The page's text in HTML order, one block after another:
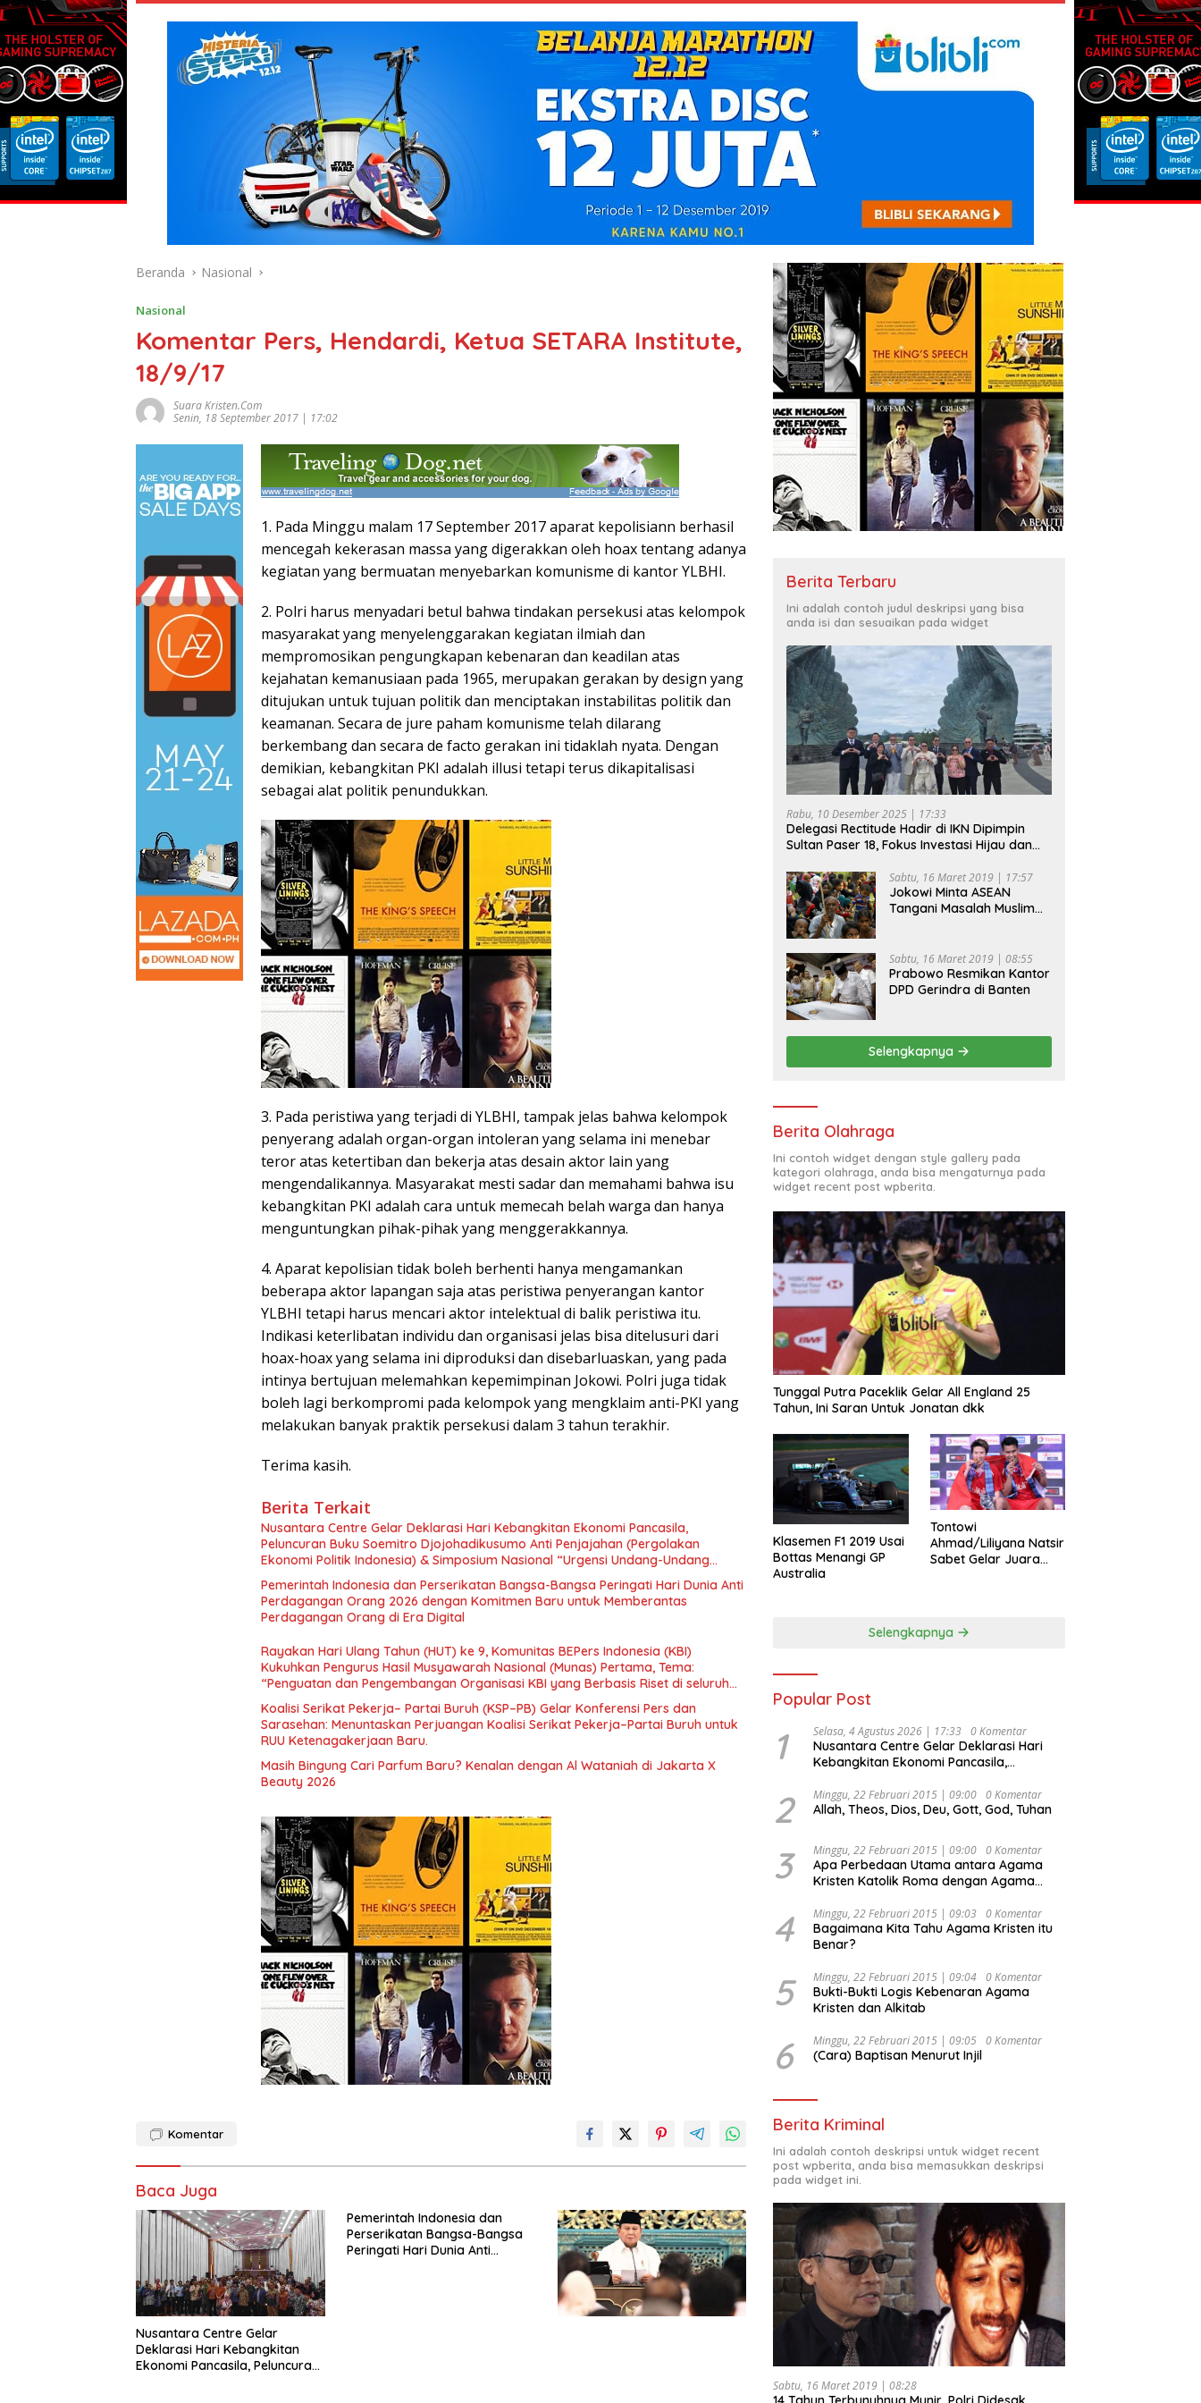
Beranda Nasional
Nasional
Komentar Pers, Hendardi, Ketua SETARA Institute,
18/9/17
Suara Kristen.com
Senin, 18 September 2017 | 17:02
1. Pada Minggu malam 17 September 2017 aparat kepolisiann berhasil
mencegah kekerasan massa yang digerakkan oleh hoax tentang adanya
kegiatan yang bermuatan menyebarkan komunisme di kantor YLBHI.
2. Polri harus menyadari betul bahwa tindakan persekusi atas kelompok
masyarakat yang menyelenggarakan kegiatan ilmiah dan
mempromosikan pengungkapan kebenaran dan keadilan atas
kejahatan kemanusiaan pada 1965, merupakan gerakan by design yang
ditujukan untuk tujuan politik dan menciptakan instabilitas politik dan
keamanan. Secara de jure paham komunisme telah dilarang
berkembang dan secara de facto gerakan ini tidaklah nyata. Dengan
demikian, kebangkitan PKI adalah illusi tetapi terus dikapitalisasi
sebagai alat politik penundukkan.
3. Pada peristiwa yang terjadi di YLBHI, tampak jelas bahwa kelompok
penyerang adalah organ-organ intoleran yang selama ini menebar
teror atas ketertiban dan bekerja atas desain aktor lain yang
mengendalikannya. Masyarakat mesti sadar dan memahami bahwa isu
kebangkitan PKI adalah cara untuk memecah belah warga dan hanya
menguntungkan pihak-pihak yang menggerakkannya.
4. Aparat kepolisian tidak boleh berhenti hanya mengamankan
beberapa aktor lapangan saja atas peristiwa penyerangan kantor
YLBHI tetapi harus mencari aktor intelektual di balik peristiwa itu.
Indikasi keterlibatan individu dan organisasi jelas bisa ditelusuri dari
hoax-hoax yang selama ini diproduksi dan disebarluaskan, yang pada
intinya bertujuan melemahkan kepemimpinan Jokowi. Polri juga tidak
boleh lagi berkompromi pada kelompok yang mengklaim anti-PKI yang
melakukan banyak praktik persekusi dalam 3 tahun terakhir.
Terima kasih.
Berita Terkait
Nusantara Centre Gelar Deklarasi Hari Kebangkitan Ekonomi Pancasila,
Peluncuran Buku Soemitro Djojohadikusumo Anti Penjajahan (Pergolakan
Ekonomi Politik Indonesia) & Simposium Nasional “Urgensi Undang-Undang
Perekonomian Nasional dan Kesejahteraan Sosial dalam Menata Bangsa Menuju
Indonesia Emas 2045”,
Pemerintah Indonesia dan Perserikatan Bangsa-Bangsa Peringati Hari Dunia Anti
Perdagangan Orang 2026 dengan Komitmen Baru untuk Memberantas
Perdagangan Orang di Era Digital
Rayakan Hari Ulang Tahun (HUT) ke 9, Komunitas BEPers Indonesia (KBI)
Kukuhkan Pengurus Hasil Musyawarah Nasional (Munas) Pertama, Tema:
“Penguatan dan Pengembangan Organisasi KBI yang Berbasis Riset di seluruh
Indonesia dan Mancanegara”.
Koalisi Serikat Pekerja– Partai Buruh (KSP–PB) Gelar Konferensi Pers dan
Sarasehan: Menuntaskan Perjuangan Koalisi Serikat Pekerja–Partai Buruh untuk
RUU Ketenagakerjaan Baru.
Masih Bingung Cari Parfum Baru? Kenalan dengan Al Wataniah di Jakarta X
Beauty 2026
Komentar
Baca Juga
Nusantara Centre Gelar
Deklarasi Hari Kebangkitan
Ekonomi Pancasila, Peluncuran
Pemerintah Indonesia dan
Perserikatan Bangsa-Bangsa
Peringati Hari Dunia Anti
Berita Terbaru
Ini adalah contoh judul deskripsi yang bisa
anda isi dan sesuaikan pada widget
Rabu, 10 Desember 2025 | 17:33
Delegasi Rectitude Hadir di IKN Dipimpin
Sultan Paser 18, Fokus Investasi Hijau dan
Sabtu, 16 Maret 2019 | 17:57
Jokowi Minta ASEAN
Tangani Masalah Muslim
Sabtu, 16 Maret 2019 | 08:55
Prabowo Resmikan Kantor
DPD Gerindra di Banten
Selengkapnya
Berita Olahraga
Ini contoh widget dengan style gallery pada
kategori olahraga, anda bisa mengaturnya pada
widget recent post wpberita.
Tunggal Putra Paceklik Gelar All England 25
Tahun, Ini Saran Untuk Jonatan dkk
Klasemen F1 2019 Usai
Bottas Menangi GP
Australia
Tontowi
Ahmad/Liliyana Natsir
Sabet Gelar Juara
Selengkapnya
Popular Post
1 Selasa, 4 Agustus 2026 | 17:33 0 Komentar
Nusantara Centre Gelar Deklarasi Hari
Kebangkitan Ekonomi Pancasila,
Djojohadikusumo Anti Penjajahan
(Pergolakan Ekonomi Politik Indonesia) &
Undang Perekonomian Nasional dan
Kesejahteraan Sosial dalam Menata
Bangsa Menuju Indonesia Emas 2045”,
2 Minggu, 22 Februari 2015 | 09:00 0 Komentar
Allah, Theos, Dios, Deu, Gott, God, Tuhan
3 Minggu, 22 Februari 2015 | 09:00 0 Komentar
Apa Perbedaan Utama antara Agama
Kristen Katolik Roma dengan Agama
4 Minggu, 22 Februari 2015 | 09:03 0 Komentar
Bagaimana Kita Tahu Agama Kristen itu
Benar?
5 Minggu, 22 Februari 2015 | 09:04 0 Komentar
Bukti-Bukti Logis Kebenaran Agama
Kristen dan Alkitab
6 Minggu, 22 Februari 2015 | 09:05 0 Komentar
(Cara) Baptisan Menurut Injil
Berita Kriminal
Ini adalah contoh deskripsi untuk widget recent
post wpberita, anda bisa memasukkan deskripsi
pada widget ini.
Sabtu, 16 Maret 2019 | 08:28